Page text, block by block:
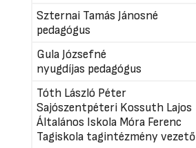
Szternai Tamás Jánosné
pedagógus
Gula Józsefné
nyugdíjas pedagógus
Tóth László Péter
Sajószentpéteri Kossuth Lajos
Általános Iskola Móra Ferenc
Tagiskola tagintézmény vezető